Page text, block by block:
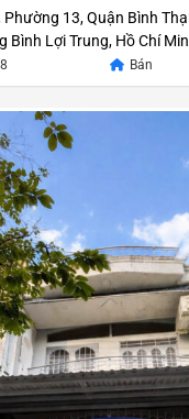
13, Quận Bình
Bình Lợi Trung, Hồ Chí
Bán